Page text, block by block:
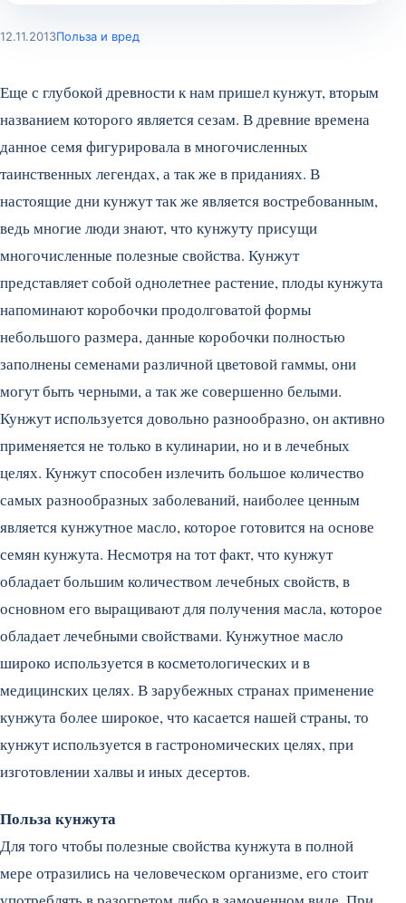
12.11.2013Польза и вред
Еще с глубокой древности к нам пришел кунжут, вторым
названием которого является сезам. В древние времена
данное семя фигурировала в многочисленных
таинственных легендах, а так же в приданиях. В
настоящие дни кунжут так же является востребованным,
ведь многие люди знают, что кунжуту присущи
многочисленные полезные свойства. Кунжут
представляет собой однолетнее растение, плоды кунжута
напоминают коробочки продолговатой формы
небольшого размера, данные коробочки полностью
заполнены семенами различной цветовой гаммы, они
могут быть черными, а так же совершенно белыми.
Кунжут используется довольно разнообразно, он активно
применяется не только в кулинарии, но и в лечебных
целях. Кунжут способен излечить большое количество
самых разнообразных заболеваний, наиболее ценным
является кунжутное масло, которое готовится на основе
семян кунжута. Несмотря на тот факт, что кунжут
обладает большим количеством лечебных свойств, в
основном его выращивают для получения масла, которое
обладает лечебными свойствами. Кунжутное масло
широко используется в косметологических и в
медицинских целях. В зарубежных странах применение
кунжута более широкое, что касается нашей страны, то
кунжут используется в гастрономических целях, при
изготовлении халвы и иных десертов.
Польза кунжута
Для того чтобы полезные свойства кунжута в полной
мере отразились на человеческом организме, его стоит